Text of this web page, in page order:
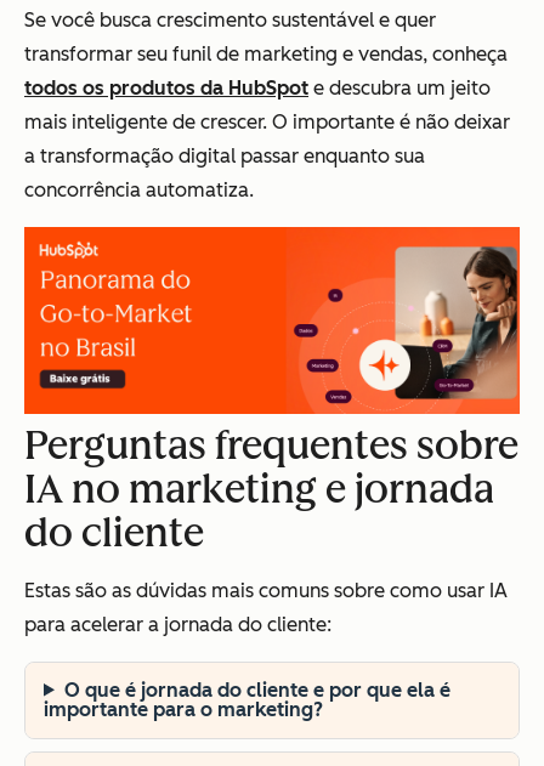
Se você busca crescimento sustentável e quer
transformar seu funil de marketing e vendas, conheça
todos os produtos da HubSpot e descubra um jeito
mais inteligente de crescer. O importante é não deixar
a transformação digital passar enquanto sua
concorrência automatiza.
Perguntas frequentes sobre
IA no marketing e jornada
do cliente
Estas são as dúvidas mais comuns sobre como usar IA
para acelerar a jornada do cliente:
O que é jornada do cliente e por que ela é
importante para o marketing?